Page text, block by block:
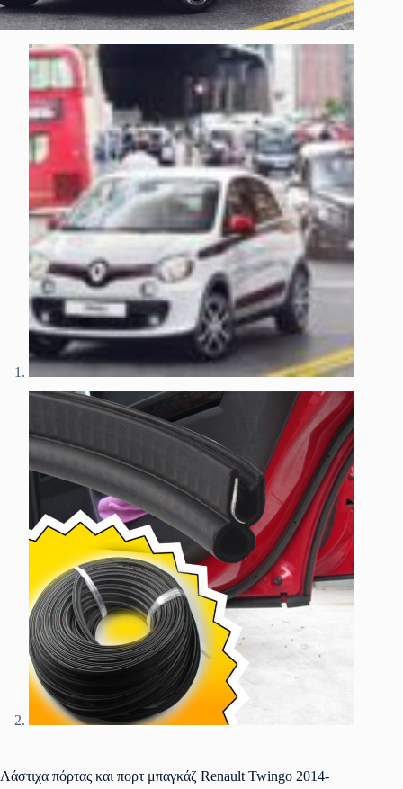
Λάστιχα πόρτας και πορτ μπαγκάζ Renault Twingo 2014-